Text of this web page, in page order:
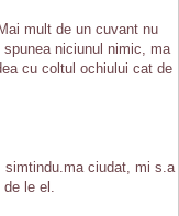
mult de un cuvant nu
niciunul nimic, ma
cu coltul ochiului cat de
simtindu.ma ciudat, mi s.a
de le el.